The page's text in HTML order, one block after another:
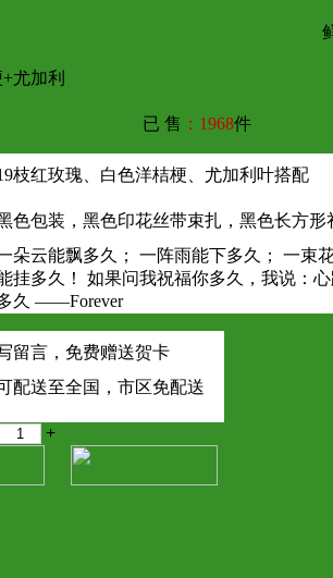
尤加利
已 售 ：1968件
枝红玫瑰、白色洋桔梗、尤加利叶搭配
色包装，黑色印花丝带束扎，黑色长方形
朵云能飘多久； 一阵雨能下多久； 一束
挂多久！ 如果问我祝福你多久，我说：
久 ——Forever
留言，免费赠送贺卡
配送至全国，市区免配送
+